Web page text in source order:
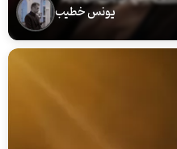
یونس خطیب